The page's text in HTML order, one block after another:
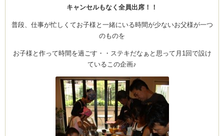
タグラ
ンティ
テラ
キャンセルもなく全員出席！！
普段、仕事が忙しくてお子様と一緒にいる時間が少ないお父様が一つ
のものを
お子様と作って時間を過ごす・・ステキだなぁと思って月1回で設け
ているこの企画♪